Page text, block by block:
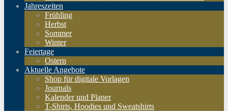
Jahreszeiten
Frühling
Herbst
Sommer
Winter
Feiertage
Ostern
Aktuelle Angebote
Shop für digitale Vorlagen
Journals
Kalender und Planer
T-Shirts, Hoodies und Sweatshirts